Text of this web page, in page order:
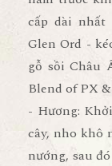
cấp dài
Glen Ord -
gỗ sồi Châu
Blend of PX
- Hương:
cây, nho khô
nướng, sau